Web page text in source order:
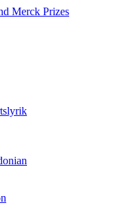
Merck Prizes